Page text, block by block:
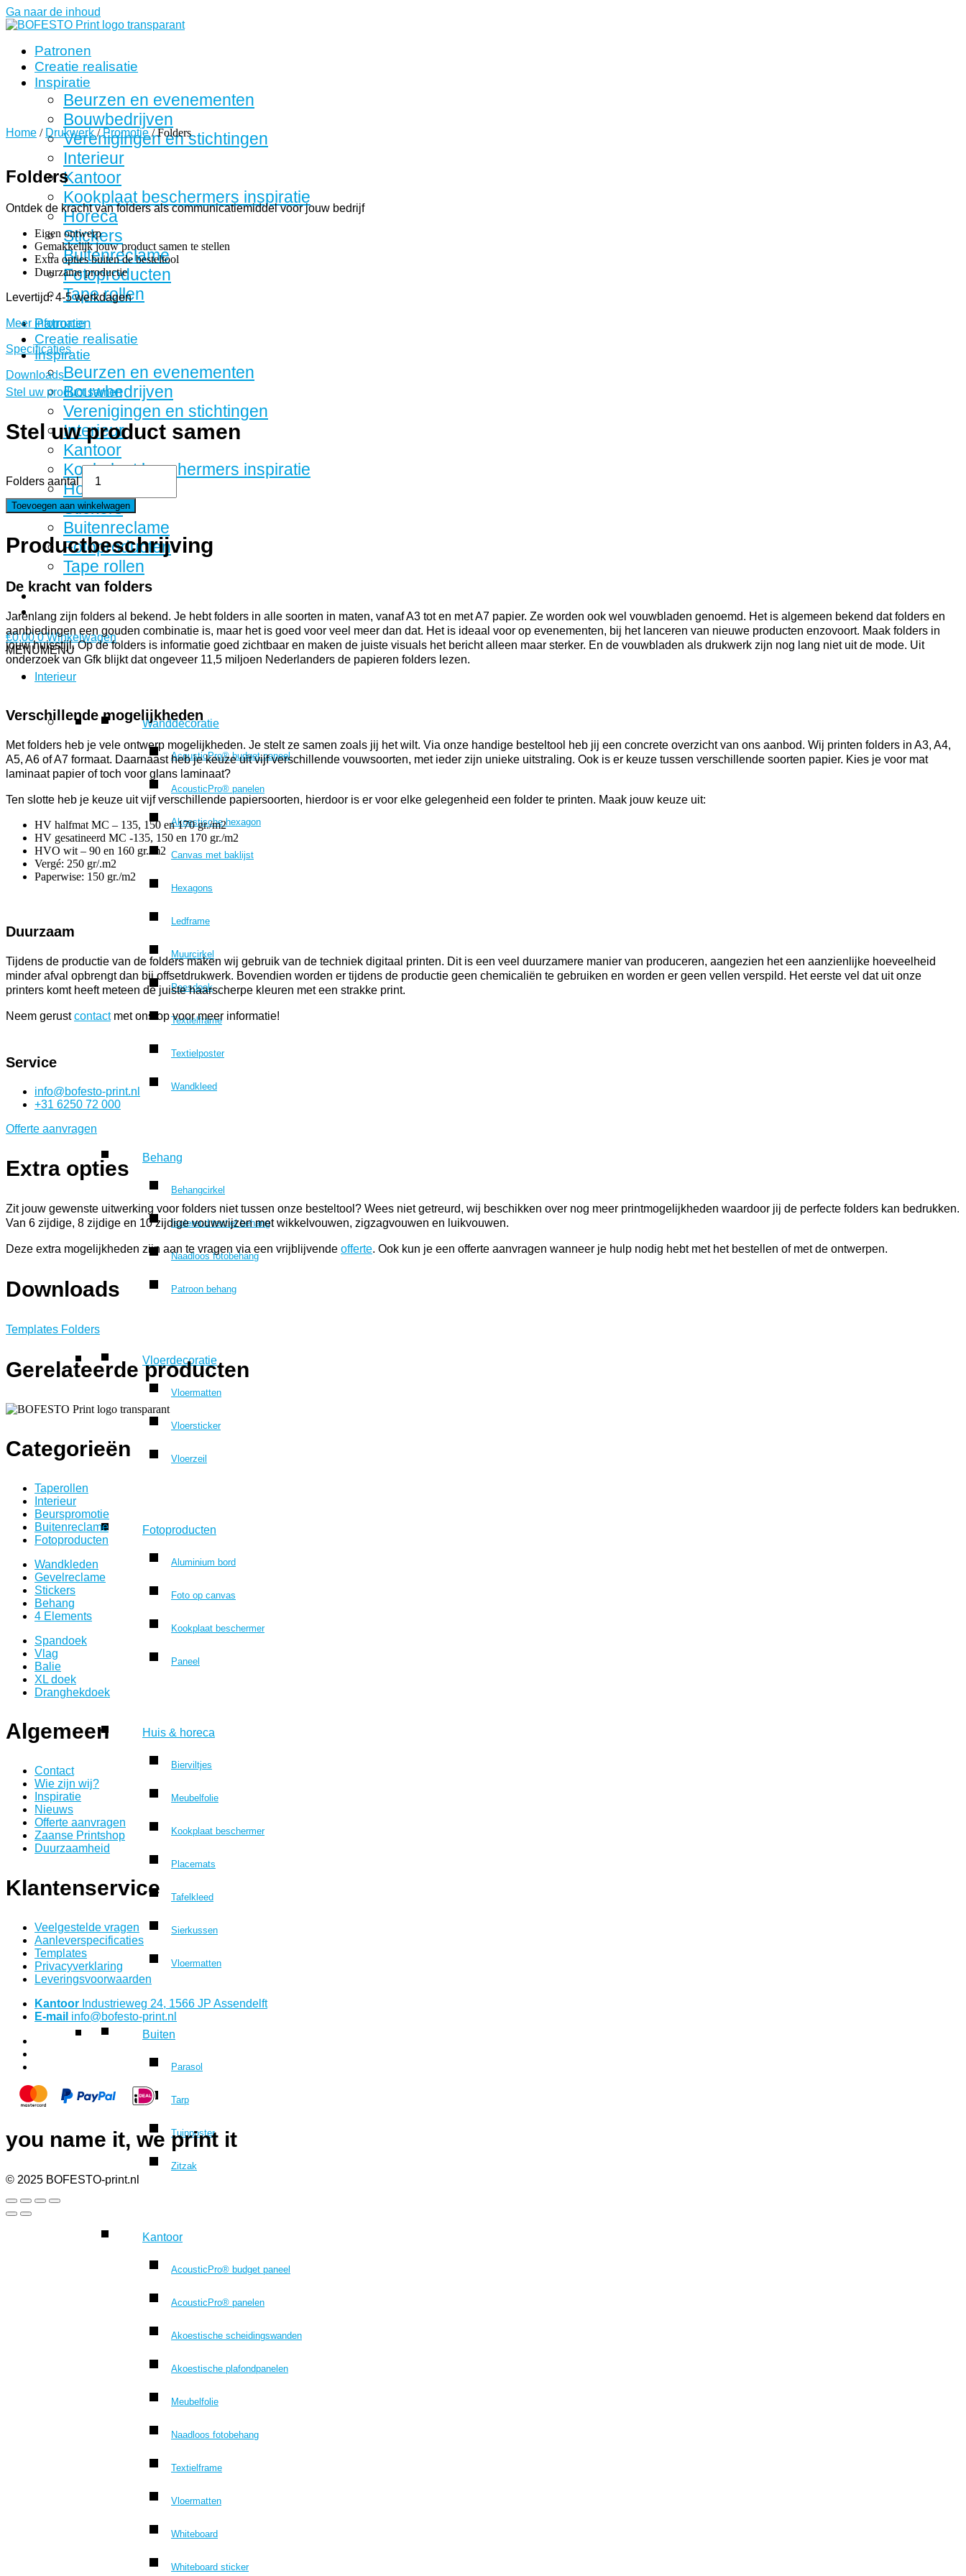
Ga naar de inhoud
Patronen
Creatie realisatie
Inspiratie
Beurzen en evenementen
Bouwbedrijven
Verenigingen en stichtingen
Interieur
Kantoor
Kookplaat beschermers inspiratie
Horeca
Stickers
Buitenreclame
Fotoproducten
Tape rollen
Patronen
Creatie realisatie
Inspiratie
Beurzen en evenementen
Bouwbedrijven
Verenigingen en stichtingen
Interieur
Kantoor
Kookplaat beschermers inspiratie
Horeca
Stickers
Buitenreclame
Fotoproducten
Tape rollen
€0,00 0 Winkelwagen
MENUMENU
Interieur
Wanddecoratie
AcousticPro® budget paneel
AcousticPro® panelen
Akoestische hexagon
Canvas met baklijst
Hexagons
Ledframe
Muurcirkel
Peesdoek
Textielframe
Textielposter
Wandkleed
Behang
Behangcirkel
Isolerend textiel behang
Naadloos fotobehang
Patroon behang
Vloerdecoratie
Vloermatten
Vloersticker
Vloerzeil
Fotoproducten
Aluminium bord
Foto op canvas
Kookplaat beschermer
Paneel
Huis & horeca
Bierviltjes
Meubelfolie
Kookplaat beschermer
Placemats
Tafelkleed
Sierkussen
Vloermatten
Buiten
Parasol
Tarp
Tuinposter
Zitzak
Kantoor
AcousticPro® budget paneel
AcousticPro® panelen
Akoestische scheidingswanden
Akoestische plafondpanelen
Meubelfolie
Naadloos fotobehang
Textielframe
Vloermatten
Whiteboard
Whiteboard sticker
Home / Drukwerk/Promotie/ Folders
Folders
Ontdek de kracht van folders als communicatiemiddel voor jouw bedrijf
Eigen ontwerp
Gemakkelijk jouw product samen te stellen
Extra opties buiten de besteltool
Duurzame productie
Levertijd: 4-5 werkdagen
Meer informatie
Specificaties
Downloads
Stel uw product samen
Stel uw product samen
Folders aantal
Toevoegen aan winkelwagen
Productbeschrijving
De kracht van folders
Jarenlang zijn folders al bekend. Je hebt folders in alle soorten in maten, vanaf A3 tot en met A7 papier. Ze worden ook wel vouwbladen genoemd. Het is algemeen bekend dat folders en
aanbiedingen een gouden combinatie is, maar het is goed voor veel meer dan dat. Het is ideaal voor op evenementen, bij het lanceren van nieuwe producten enzovoort. Maak folders in
jouw huisstijl. Op de folders is informatie goed zichtbaar en maken de juiste visuals het bericht alleen maar sterker. En de vouwbladen als drukwerk zijn nog lang niet uit de mode. Uit
onderzoek van Gfk blijkt dat ongeveer 11,5 miljoen Nederlanders de papieren folders lezen.
Verschillende mogelijkheden
Met folders heb je vele ontwerp mogelijkheden. Je stelt ze samen zoals jij het wilt. Via onze handige besteltool heb jij een concrete overzicht van ons aanbod. Wij printen folders in A3, A4,
A5, A6 of A7 formaat. Daarnaast heb je keuze uit vijf verschillende vouwsoorten, met ieder zijn unieke uitstraling. Ook is er keuze tussen verschillende soorten papier. Kies je voor mat
laminaat papier of toch voor glans laminaat?
Ten slotte heb je keuze uit vijf verschillende papiersoorten, hierdoor is er voor elke gelegenheid een folder te printen. Maak jouw keuze uit:
HV halfmat MC – 135, 150 en 170 gr./m2
HV gesatineerd MC -135, 150 en 170 gr./m2
HVO wit – 90 en 160 gr./m2
Vergé: 250 gr/.m2
Paperwise: 150 gr./m2
Duurzaam
Tijdens de productie van de folders maken wij gebruik van de techniek digitaal printen. Dit is een veel duurzamere manier van produceren, aangezien het een aanzienlijke hoeveelheid
minder afval opbrengt dan bij offsetdrukwerk. Bovendien worden er tijdens de productie geen chemicaliën te gebruiken en worden er geen vellen verspild. Het eerste vel dat uit onze
printers komt heeft meteen de juiste haarscherpe kleuren met een strakke print.
Neem gerustcontactmet ons op voor meer informatie!
Service
info@bofesto-print.nl
+31 6250 72 000
Offerte aanvragen
Extra opties
Zit jouw gewenste uitwerking voor folders niet tussen onze besteltool? Wees niet getreurd, wij beschikken over nog meer printmogelijkheden waardoor jij de perfecte folders kan bedrukken.
Van 6 zijdige, 8 zijdige en 10 zijdige vouwwijzen met wikkelvouwen, zigzagvouwen en luikvouwen.
Deze extra mogelijkheden zijn aan te vragen via een vrijblijvende offerte. Ook kun je een offerte aanvragen wanneer je hulp nodig hebt met het bestellen of met de ontwerpen.
Downloads
Templates Folders
Gerelateerde producten
Categorieën
Taperollen
Interieur
Beurspromotie
Buitenreclame
Fotoproducten
Wandkleden
Gevelreclame
Stickers
Behang
4 Elements
Spandoek
Vlag
Balie
XL doek
Dranghekdoek
Algemeen
Contact
Wie zijn wij?
Inspiratie
Nieuws
Offerte aanvragen
Zaanse Printshop
Duurzaamheid
Klantenservice
Veelgestelde vragen
Aanleverspecificaties
Templates
Privacyverklaring
Leveringsvoorwaarden
Kantoor Industrieweg 24, 1566 JP Assendelft
E-mail info@bofesto-print.nl
you name it, we print it
© 2025 BOFESTO-print.nl